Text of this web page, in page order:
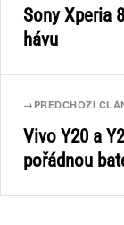
Sony Xperia
hávu
→ PŘEDCHOZÍ
Vivo Y20 a
pořádnou